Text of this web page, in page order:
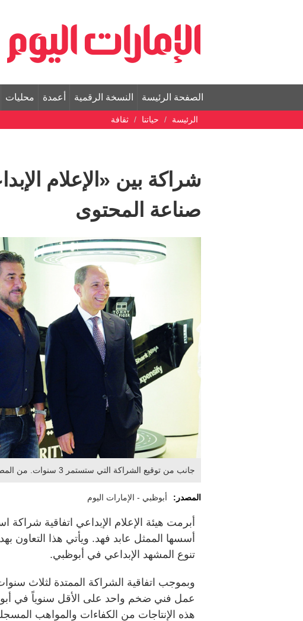
الصفحة الرئيسة النسخة الرقمية أعمدة محليات
الرئيسة حياتنا ثقافة
شراكة بين «الإعلام
صناعة المحتوى
جانب من توقيع الشراكة التي ستستمر 3 سنوات. من المصدر
المصدر: أبوظبي - الإمارات اليوم
أبرمت هيئة الإعلام الإبداعي اتفاقية شراكة
أسسها الممثل عابد فهد. ويأتي هذا التعاون
تنوع المشهد الإبداعي في أبوظبي.
وبموجب اتفاقية الشراكة الممتدة لثلاث
هذه الإنتاجات من الكفاءات والمواهب